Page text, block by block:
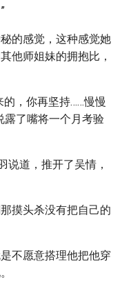
的感觉，这种感觉她
他师姐妹的拥抱比，
的，你再坚持……慢慢
露了嘴将一个月考验
说道，推开了吴情，
摸头杀没有把自己的
不愿意搭理他把他穿